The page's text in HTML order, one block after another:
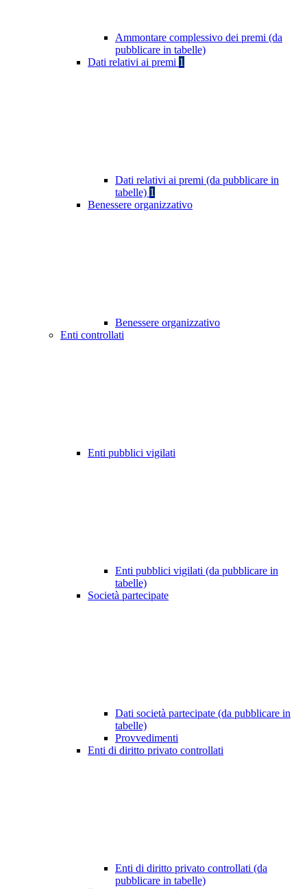
Ammontare complessivo dei premi (da
pubblicare in tabelle)
Dati relativi ai premi 1
Dati relativi ai premi (da pubblicare in
tabelle) 1
Benessere organizzativo
Benessere organizzativo
Enti controllati
Enti pubblici vigilati
Enti pubblici vigilati (da pubblicare in
tabelle)
Società partecipate
Dati società partecipate (da pubblicare in
tabelle)
Provvedimenti
Enti di diritto privato controllati
Enti di diritto privato controllati (da
pubblicare in tabelle)